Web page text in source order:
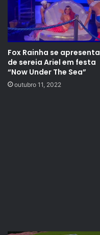
Fox Rainha se apresenta
de sereia Ariel em festa
“Now Under The Sea”
outubro 11, 2022